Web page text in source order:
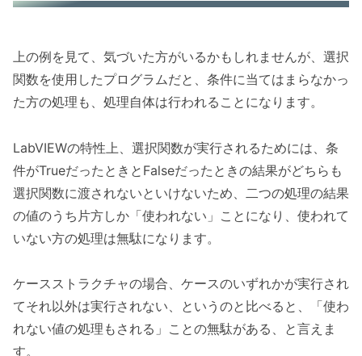
上の例を見て、気づいた方がいるかもしれませんが、選択
関数を使用したプログラムだと、条件に当てはまらなかっ
た方の処理も、処理自体は行われることになります。
LabVIEWの特性上、選択関数が実行されるためには、条
件がTrueだったときとFalseだったときの結果がどちらも
選択関数に渡されないといけないため、二つの処理の結果
の値のうち片方しか「使われない」ことになり、使われて
いない方の処理は無駄になります。
ケースストラクチャの場合、ケースのいずれかが実行され
てそれ以外は実行されない、というのと比べると、「使わ
れない値の処理もされる」ことの無駄がある、と言えま
す。